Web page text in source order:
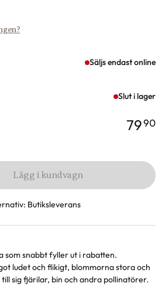
Säljs endast online
Slut i lager
7990
Lägg i kundvagn
Butiksleverans
som snabbt fyller ut i rabatten.
ludet och flikigt, blommorna stora och
sig fjärilar, bin och andra pollinatörer.